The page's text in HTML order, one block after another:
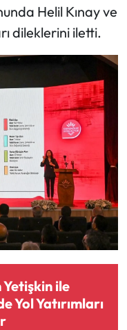
Helil Kınay ve
dileklerini iletti.
Yetişkin ile
Yol Yatırımları